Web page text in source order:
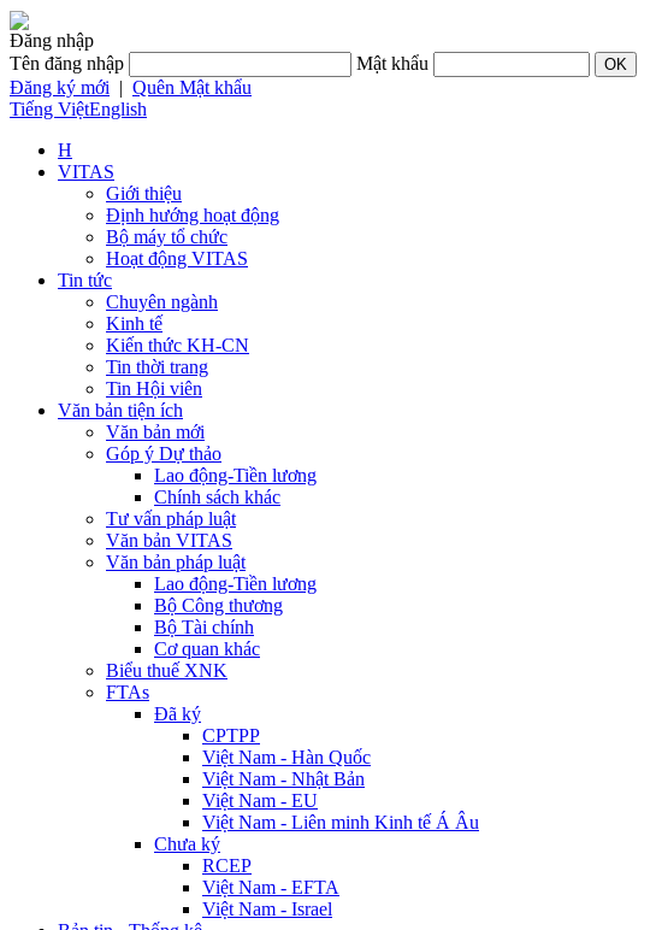
Đăng nhập
Tên đăng nhập
Mật khẩu
Đăng ký mới | Quên Mật khẩu
Tiếng ViệtEnglish
H
VITAS
Giới thiệu
Định hướng hoạt động
Bộ máy tổ chức
Hoạt động VITAS
Tin tức
Chuyên ngành
Kinh tế
Kiến thức KH-CN
Tin thời trang
Tin Hội viên
Văn bản tiện ích
Văn bản mới
Góp ý Dự thảo
Lao động-Tiền lương
Chính sách khác
Tư vấn pháp luật
Văn bản VITAS
Văn bản pháp luật
Lao động-Tiền lương
Bộ Công thương
Bộ Tài chính
Cơ quan khác
Biểu thuế XNK
FTAs
Đã ký
CPTPP
Việt Nam - Hàn Quốc
Việt Nam - Nhật Bản
Việt Nam - EU
Việt Nam - Liên minh Kinh tế Á Âu
Chưa ký
RCEP
Việt Nam - EFTA
Việt Nam - Israel